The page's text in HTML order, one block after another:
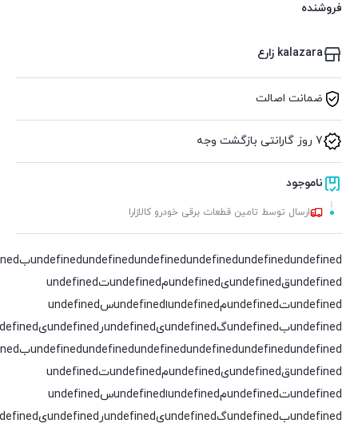
فروشنده
kalazara زارع
ضمانت اصالت
7 روز گارانتی بازگشت وجه
ناموجود
ارسال توسط تامین قطعات برقی خودرو کالازارا
undefinedundefinedundefinedundefinedundefined
undefinedقundefinedیundefinedمundefinedتundefined
undefinedتundefinedمundefinedاundefinedسundefined
undefinedبundefinedگundefinedیundefinedرundefinedیundefinedدundefined
undefinedundefinedundefinedundefinedundefined
undefinedقundefinedیundefinedمundefinedتundefined
undefinedتundefinedمundefinedاundefinedسundefined
undefinedبundefinedگundefinedیundefinedرundefinedیundefinedدundefined